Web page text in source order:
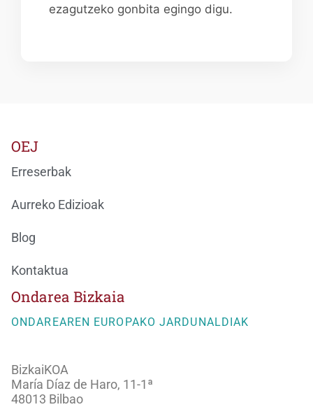
ezagutzeko gonbita egingo digu.
Ondarea Bizkaia
ONDAREAREN EUROPAKO JARDUNALDIAK
BizkaiKOA
María Díaz de Haro, 11-1ª
48013 Bilbao
OEJ
Erreserbak
Aurreko Edizioak
Blog
Kontaktua